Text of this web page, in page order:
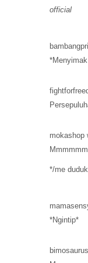
official
mokashop
*/me
*Ngintip*